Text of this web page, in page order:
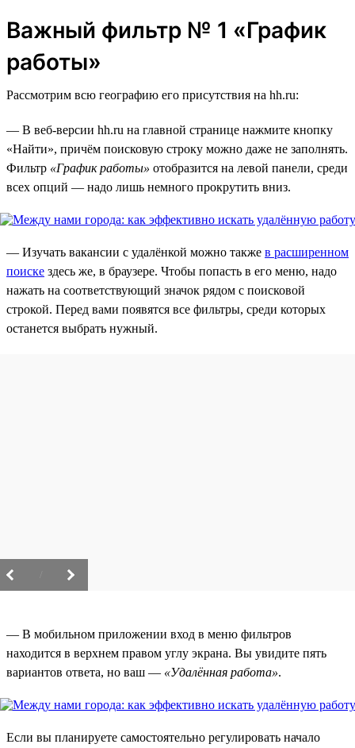
Важный фильтр № 1 «График
работы»
Рассмотрим всю географию его присутствия на hh.ru:
— В веб-версии hh.ru на главной странице нажмите кнопку
«Найти», причём поисковую строку можно даже не заполнять.
Фильтр «График работы» отобразится на левой панели, среди
всех опций — надо лишь немного прокрутить вниз.
— Изучать вакансии с удалёнкой можно также в расширенном
поиске здесь же, в браузере. Чтобы попасть в его меню, надо
нажать на соответствующий значок рядом с поисковой
строкой. Перед вами появятся все фильтры, среди которых
останется выбрать нужный.
— В мобильном приложении вход в меню фильтров
находится в верхнем правом углу экрана. Вы увидите пять
вариантов ответа, но ваш — «Удалённая работа».
Если вы планируете самостоятельно регулировать начало